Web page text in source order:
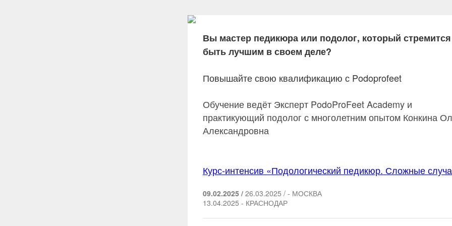
Вы мастер педикюра или подолог, который стремится
быть лучшим в своем деле?
Повышайте свою квалификацию с Podoprofeet
Обучение ведёт Эксперт PodoProFeet Academy и
практикующий подолог с многолетним опытом Конкина
Александровна
Курс-интенсив «Подологический педикюр. Сложные
09.02.2025 / 26.03.2025 / - МОСКВА
13.04.2025 - КРАСНОДАР